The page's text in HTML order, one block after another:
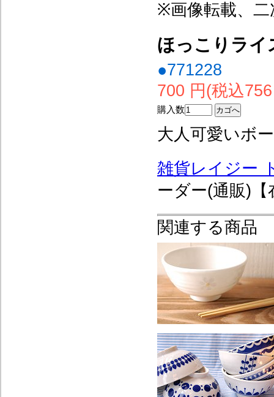
※画像転載、
ほっこりラ
●771228
700 円(税込
購入数
大人可愛いボ
雑貨レイジー
ーダー(通販)【
関連する商品